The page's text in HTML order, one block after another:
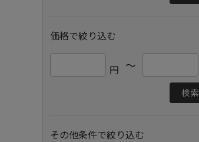
価格で絞り込む
円 ～
検索
その他条件で絞り込む